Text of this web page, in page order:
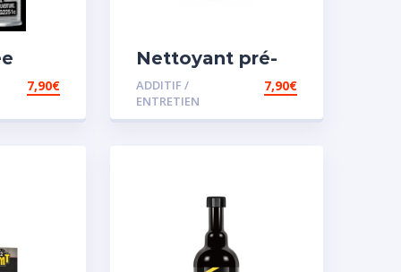
7,90€
Nettoyant pré-
vidange
ADDITIF /
ENTRETIEN
7,90€